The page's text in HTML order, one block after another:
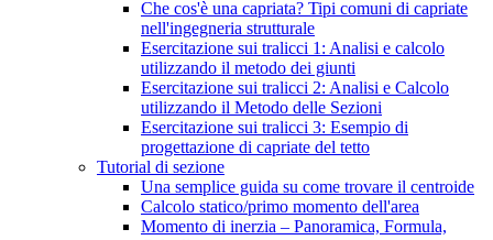
Che cos'è una capriata? Tipi comuni di capriate
nell'ingegneria strutturale
Esercitazione sui tralicci 1: Analisi e calcolo
utilizzando il metodo dei giunti
Esercitazione sui tralicci 2: Analisi e Calcolo
utilizzando il Metodo delle Sezioni
Esercitazione sui tralicci 3: Esempio di
progettazione di capriate del tetto
Tutorial di sezione
Una semplice guida su come trovare il centroide
Calcolo statico/primo momento dell'area
Momento di inerzia – Panoramica, Formula,